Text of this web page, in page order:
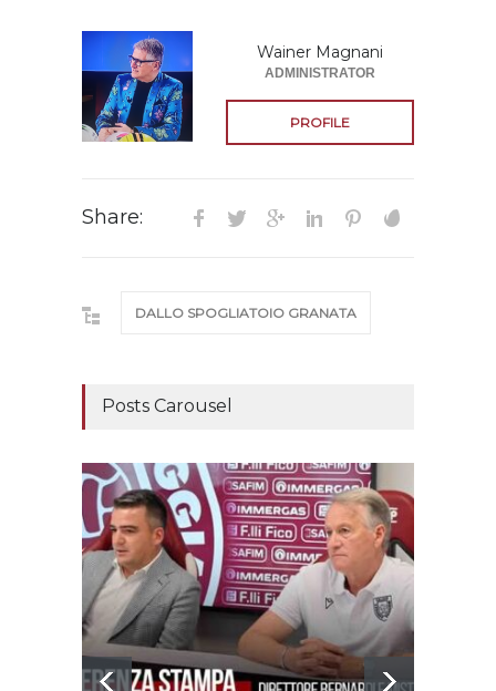
Wainer Magnani
ADMINISTRATOR
PROFILE
Share:
DALLO SPOGLIATOIO GRANATA
Posts Carousel